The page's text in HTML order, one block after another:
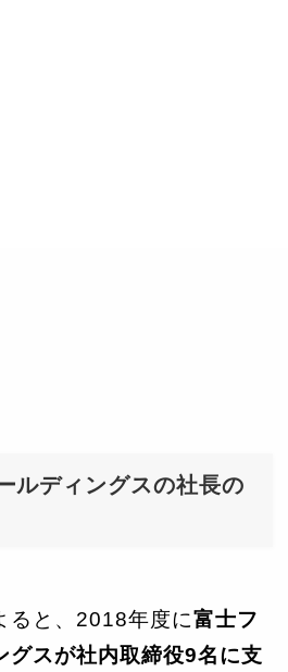
ルディングスの社長の
ると、2018年度に富士フ
グスが社内取締役9名に支